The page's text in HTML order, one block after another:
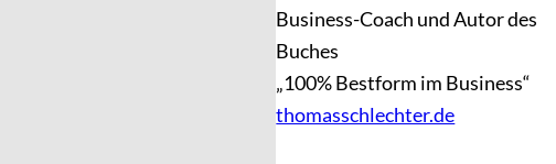
Business-Coach und Autor des
Buches
„100% Bestform im Business“
thomasschlechter.de